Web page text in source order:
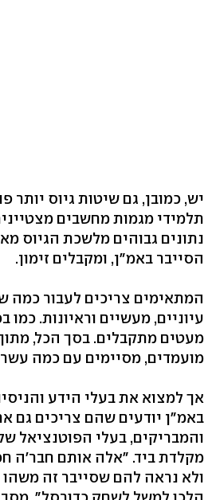
יש, כמובן, גם שיטות גיוס יותר
תלמידי מגמות מחשבים
נתונים גבוהים מלשכת הגיוס
הסייבר באמ"ן, ומקבלים זימון.
המתאימים צריכים לעבור כמה
עיוניים, מעשיים וראיונות.
מועמדים, מסיימים עם כמה
אך למצוא את בעלי הידע
באמ"ן יודעים שהם צריכים גם
והמבריקים, בעלי הפוטנציאל
מקלדת ביד. "אלה אותם חבר'ה
ולא נראה להם שסייבר זה משהו